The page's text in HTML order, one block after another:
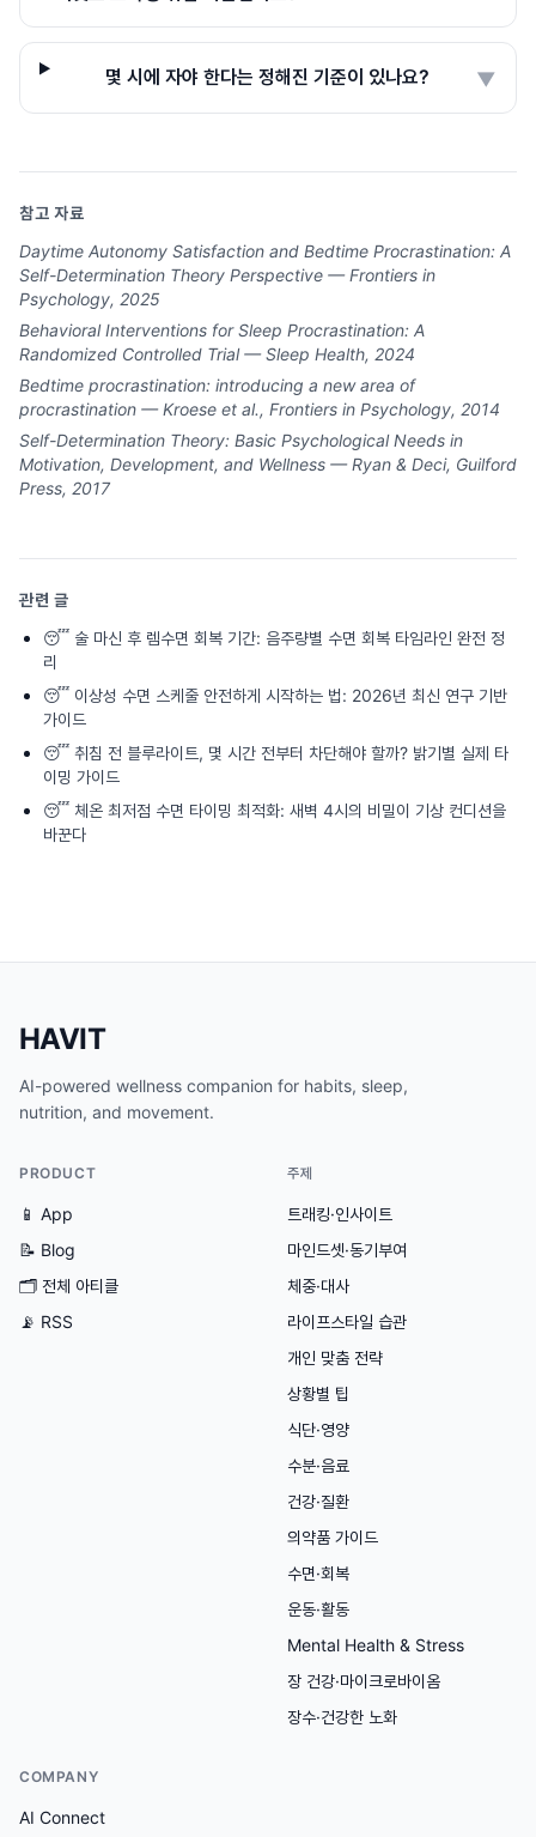
몇 시에 자야 한다는 정해진 기준이 있나요? ▼
참고 자료
Daytime Autonomy Satisfaction and Bedtime Procrastination: A
Self-Determination Theory Perspective — Frontiers in
Psychology, 2025
Behavioral Interventions for Sleep Procrastination: A
Randomized Controlled Trial — Sleep Health, 2024
Bedtime procrastination: introducing a new area of
procrastination — Kroese et al., Frontiers in Psychology, 2014
Self-Determination Theory: Basic Psychological Needs in
Motivation, Development, and Wellness — Ryan & Deci, Guilford
Press, 2017
관련 글
😴 술 마신 후 렘수면 회복 기간: 음주량별 수면 회복 타임라인 완전 정
리
😴 이상성 수면 스케줄 안전하게 시작하는 법: 2026년 최신 연구 기반
가이드
😴 취침 전 블루라이트, 몇 시간 전부터 차단해야 할까? 밝기별 실제 타
이밍 가이드
😴 체온 최저점 수면 타이밍 최적화: 새벽 4시의 비밀이 기상 컨디션을
바꾼다
HAVIT
AI-powered wellness companion for habits, sleep,
nutrition, and movement.
PRODUCT
📱 App
📝 Blog
🗂 전체 아티클
📡 RSS
주제
트래킹·인사이트
마인드셋·동기부여
체중·대사
라이프스타일 습관
개인 맞춤 전략
상황별 팁
식단·영양
수분·음료
건강·질환
의약품 가이드
수면·회복
운동·활동
Mental Health & Stress
장 건강·마이크로바이옴
장수·건강한 노화
COMPANY
AI Connect